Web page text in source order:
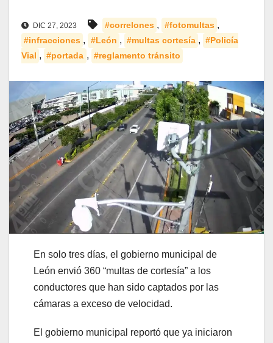
DIC 27, 2023 #correlones , #fotomultas ,
#infracciones , #León , #multas cortesía , #Policía
Vial , #portada , #reglamento tránsito
En solo tres días, el gobierno municipal de
León envió 360 “multas de cortesía” a los
conductores que han sido captados por las
cámaras a exceso de velocidad.
El gobierno municipal reportó que ya iniciaron